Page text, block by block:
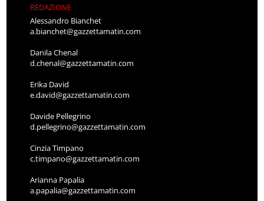
REDAZIONE
Alessandro Bianchet
a.bianchet@gazzettamatin.com
Danila Chenal
d.chenal@gazzettamatin.com
Erika David
e.david@gazzettamatin.com
Davide Pellegrino
d.pellegrino@gazzettamatin.com
Cinzia Timpano
c.timpano@gazzettamatin.com
Arianna Papalia
a.papalia@gazzettamatin.com